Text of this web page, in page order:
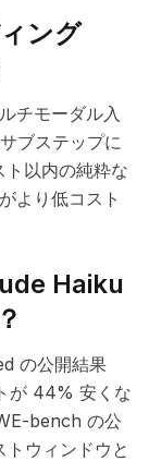
ング
チモーダル入
ブステップに
以内の純粋な
より低コスト
Haiku
の公開結果
が 44% 安くな
bench の公
ウィンドウと